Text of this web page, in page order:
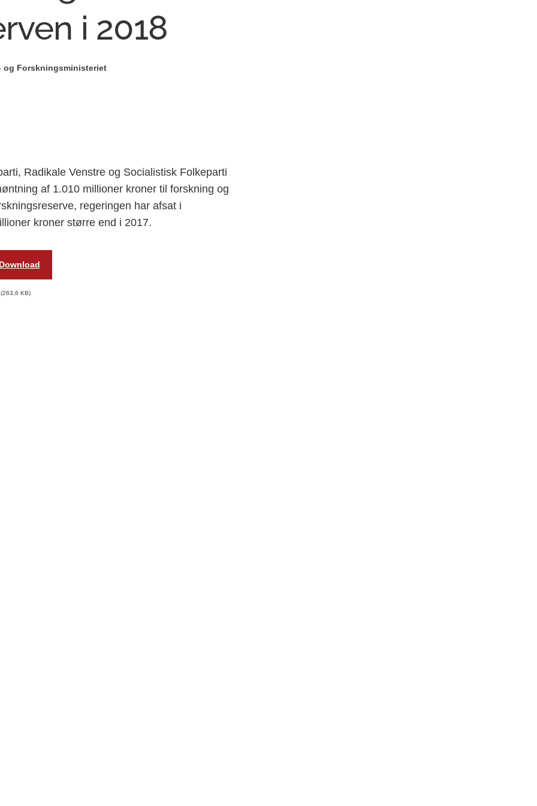
i 2018
og Forskningsministeriet
Radikale Venstre og Socialistisk Folkeparti
af 1.010 millioner kroner til forskning og
regeringen har afsat i
kroner større end i 2017.
263,6 KB